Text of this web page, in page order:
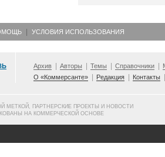
УСЛОВИЯ ИСПОЛЬЗОВАНИЯ
Архив Авторы Темы Справочники
О «Коммерсанте»
Редакция Контакты
МЕТКОЙ, ПАРТНЕРСКИЕ ПРОЕКТЫ И НОВОСТИ
НА КОММЕРЧЕСКОЙ ОСНОВЕ